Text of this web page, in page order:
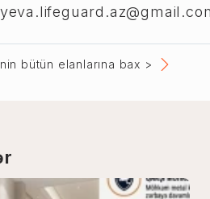
bütün elanlarına bax >